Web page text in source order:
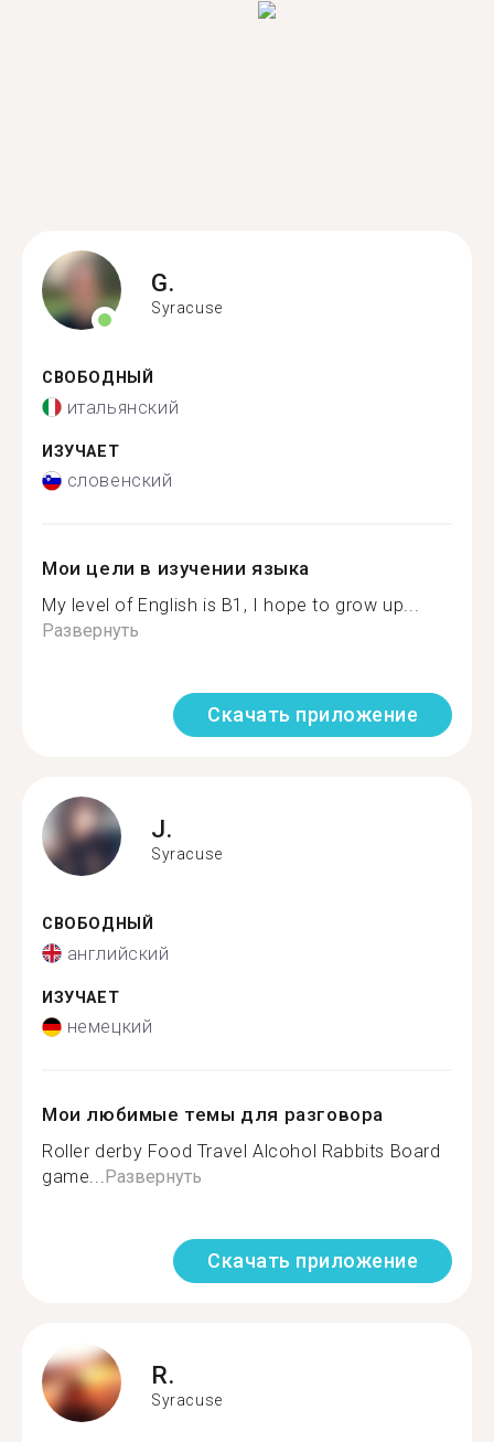
G.
Syracuse
СВОБОДНЫЙ
итальянский
ИЗУЧАЕТ
словенский
Мои цели в изучении языка
My level of English is B1, I hope to grow up...
Развернуть
Скачать приложение
J.
Syracuse
СВОБОДНЫЙ
английский
ИЗУЧАЕТ
немецкий
Мои любимые темы для разговора
Roller derby Food Travel Alcohol Rabbits Board
game...Развернуть
Скачать приложение
R.
Syracuse